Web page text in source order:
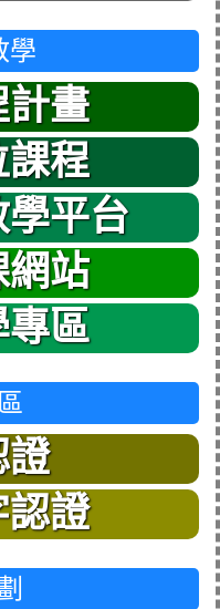
學
計畫
課程
平台
網站
專區
證
認證